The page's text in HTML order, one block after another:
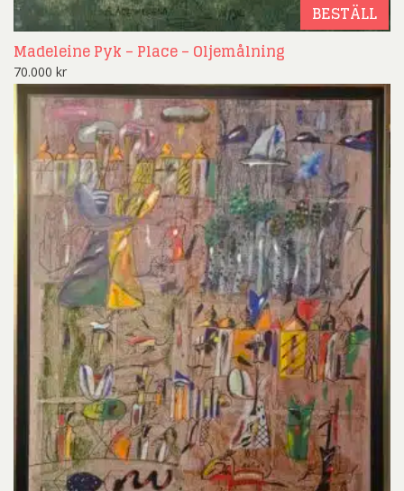
BESTÄLL
Madeleine Pyk – Place – Oljemålning
70.000 kr